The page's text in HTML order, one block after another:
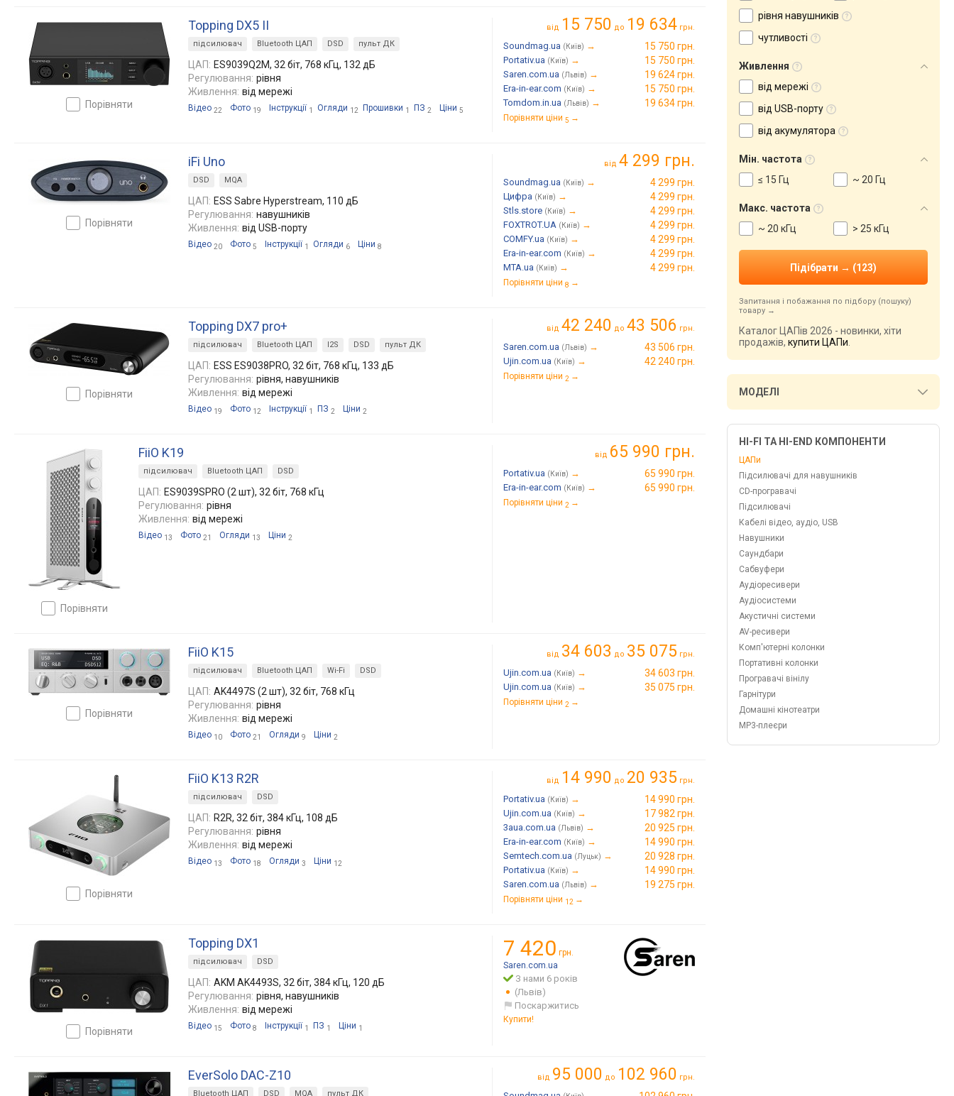
порівняти
Topping DX5 II
підсилювач Bluetooth ЦАП DSD пульт ДК
ЦАП: ES9039Q2M, 32 біт, 768 кГц, 132 дБ
Регулювання: рівня
Живлення: від мережі
Відео 22 Фото 19 Інструкції 1 Огляди 12 Прошивки 1 ПЗ 2 Ціни 5
від 15 750 до 19 634 грн.
Soundmag.ua (Київ) → 15 750 грн.
Portativ.ua (Київ) → 15 750 грн.
Saren.com.ua (Львів) → 19 624 грн.
Era-in-ear.com (Київ) → 15 750 грн.
Tomdom.in.ua (Львів) → 19 634 грн.
Порівняти ціни 5 →
порівняти
iFi Uno
DSD MQA
ЦАП: ESS Sabre Hyperstream, 110 дБ
Регулювання: навушників
Живлення: від USB-порту
Відео 20 Фото 5 Інструкції 1 Огляди 6 Ціни 8
від 4 299 грн.
Soundmag.ua (Київ) → 4 299 грн.
Цифра (Київ) → 4 299 грн.
Stls.store (Київ) → 4 299 грн.
FOXTROT.UA (Київ) → 4 299 грн.
COMFY.ua (Київ) → 4 299 грн.
Era-in-ear.com (Київ) → 4 299 грн.
MTA.ua (Київ) → 4 299 грн.
Порівняти ціни 8 →
порівняти
Topping DX7 pro+
підсилювач Bluetooth ЦАП I2S DSD пульт ДК
ЦАП: ESS ES9038PRO, 32 біт, 768 кГц, 133 дБ
Регулювання: рівня, навушників
Живлення: від мережі
Відео 19 Фото 12 Інструкції 1 ПЗ 2 Ціни 2
від 42 240 до 43 506 грн.
Saren.com.ua (Львів) → 43 506 грн.
Ujin.com.ua (Київ) → 42 240 грн.
Порівняти ціни 2 →
порівняти
FiiO K19
підсилювач Bluetooth ЦАП DSD
ЦАП: ES9039SPRO (2 шт), 32 біт, 768 кГц
Регулювання: рівня
Живлення: від мережі
Відео 13 Фото 21 Огляди 13 Ціни 2
від 65 990 грн.
Portativ.ua (Київ) → 65 990 грн.
Era-in-ear.com (Київ) → 65 990 грн.
Порівняти ціни 2 →
порівняти
FiiO K15
підсилювач Bluetooth ЦАП Wi-Fi DSD
ЦАП: AK4497S (2 шт), 32 біт, 768 кГц
Регулювання: рівня
Живлення: від мережі
Відео 10 Фото 21 Огляди 9 Ціни 2
від 34 603 до 35 075 грн.
Ujin.com.ua (Київ) → 34 603 грн.
Ujin.com.ua (Київ) → 35 075 грн.
Порівняти ціни 2 →
порівняти
FiiO K13 R2R
підсилювач DSD
ЦАП: R2R, 32 біт, 384 кГц, 108 дБ
Регулювання: рівня
Живлення: від мережі
Відео 13 Фото 18 Огляди 3 Ціни 12
від 14 990 до 20 935 грн.
Portativ.ua (Київ) → 14 990 грн.
Ujin.com.ua (Київ) → 17 982 грн.
3aua.com.ua (Львів) → 20 925 грн.
Era-in-ear.com (Київ) → 14 990 грн.
Semtech.com.ua (Луцьк) → 20 928 грн.
Portativ.ua (Київ) → 14 990 грн.
Saren.com.ua (Львів) → 19 275 грн.
Порівняти ціни 12 →
порівняти
Topping DX1
підсилювач DSD
ЦАП: AKM AK4493S, 32 біт, 384 кГц, 120 дБ
Регулювання: рівня, навушників
Живлення: від мережі
Відео 15 Фото 8 Інструкції 1 ПЗ 1 Ціни 1
7 420 грн.
Saren.com.ua
З нами 6 років
(Львів)
Поскаржитись
Купити!
EverSolo DAC-Z10
Bluetooth ЦАП DSD MQA пульт ДК
від 95 000 до 102 960 грн.
рівня навушників
чутливості
Живлення
від мережі
від USB-порту
від акумулятора
Мін. частота
≤ 15 Гц
~ 20 Гц
Макс. частота
~ 20 кГц
> 25 кГц
Запитання і побажання по підбору (пошуку)
товару
Каталог ЦАПів 2026 - новинки, хіти
продажів, купити ЦАПи
МОДЕЛІ
HI-FI ТА HI-END КОМПОНЕНТИ
ЦАПи
Підсилювачі для навушників
CD-програвачі
Підсилювачі
Кабелі відео, аудіо, USB
Навушники
Саундбари
Сабвуфери
Аудіоресивери
Аудіосистеми
Акустичні системи
AV-ресивери
Комп'ютерні колонки
Портативні колонки
Програвачі вінілу
Гарнітури
Домашні кінотеатри
MP3-плеєри